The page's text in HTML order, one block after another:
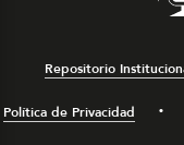
Repositorio
Política de Privacidad